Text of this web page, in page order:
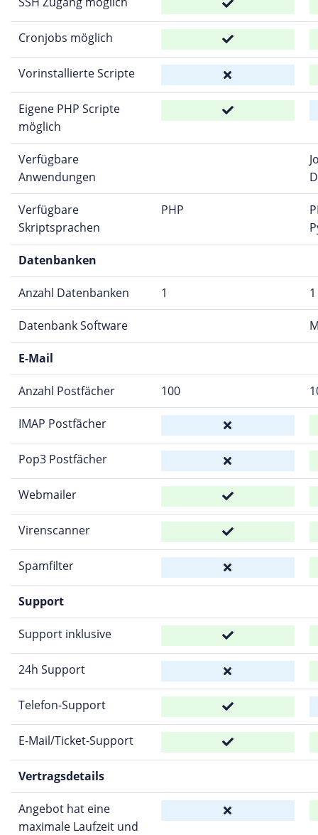
Cronjobs möglich
Vorinstallierte Scripte
Eigene PHP Scripte
möglich
Verfügbare
Anwendungen
Verfügbare
Skriptsprachen
PHP
Datenbanken
Anzahl Datenbanken 1 1
Datenbank Software
E-Mail
Anzahl Postfächer 100
IMAP Postfächer
Pop3 Postfächer
Webmailer
Virenscanner
Spamfilter
Support
Support inklusive
24h Support
Telefon-Support
E-Mail/Ticket-Support
Vertragsdetails
Angebot hat eine
maximale Laufzeit und